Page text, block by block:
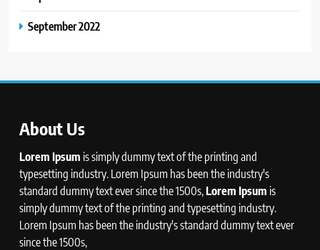
September 2022
About Us
Lorem Ipsum is simply dummy text of the printing and
typesetting industry. Lorem Ipsum has been the industry's
standard dummy text ever since the 1500s,Lorem Ipsum is
simply dummy text of the printing and typesetting industry.
Lorem Ipsum has been the industry's standard dummy text ever
since the 1500s,